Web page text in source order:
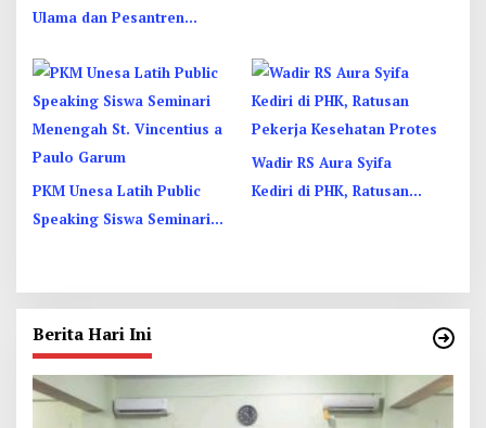
Ulama dan Pesantren
Ukhuwah
PKM Unesa Latih Public
Speaking Siswa Seminari
Wadir RS Aura Syifa
Kediri di PHK, Ratusan
Berita Hari Ini